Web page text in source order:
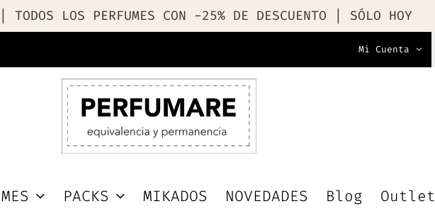
TODOS LOS PERFUMES CON -25% DE DESCUENTO | SÓLO HOY
Mi Cuenta
PACKS MIKADOS NOVEDADES Blog Outlet